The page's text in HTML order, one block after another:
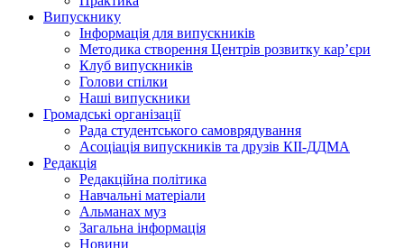
Випускнику
Інформація для випускників
Методика створення Центрів розвитку кар’єри
Клуб випускників
Голови спілки
Наші випускники
Громадські організації
Рада студентського самоврядування
Асоціація випускників та друзів КІІ-ДДМА
Редакція
Редакційна політика
Навчальні матеріали
Альманах муз
Загальна інформація
Новини